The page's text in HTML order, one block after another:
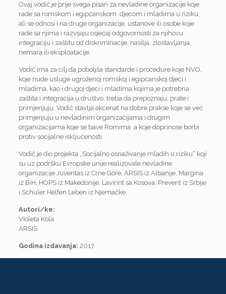
Ovaj vodič je prije svega pisan za nevladine organizacije koje
rade sa romskom i egipćanskom djecom i mladima u riziku,
ali se odnosi i na druge organizacije, ustanove ili osobe koje
rade sa njima i razvijaju osjećaj odgovornosti za njihovu
integraciju i zaštitu od diskriminacije, nasilja, zlostavljanja,
nemara ili eksploatacije.
Vodič ima za cilj da poboljša standarde i procedure koje NVO,
koje nude usluge ugroženoj romskoj i egipćanskoj djeci i
mladima, kao i drugoj djeci i mladima kojima je potrebna
zaštita i integracija u društvo, treba da prepoznaju, prate i
primjenjuju. Vodič stavlja akcenat na dobre prakse koje se već
primjenjuju u nevladinim organizacijama i drugim
organizacijama koje se bave Romima, a koje doprinose borbi
protiv socijalne isključenosti.
Vodič je dio projekta „Socijalno osnaživanje mladih u riziku“ koji
su uz podršku Evropske unije realizovale nevladine
organizacije Juventas iz Crne Gore, ARSIS iz Albanije, Margina
iz BiH, HOPS iz Makedonije, Lavirint sa Kosova, Prevent iz Srbije
i Schuler Helfen Leben iz Njemačke.
Autori/ke:
Violeta Kola
ARSIS
Godina izdavanja: 2017.